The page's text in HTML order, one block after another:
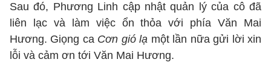
Sau đó, Phương Linh cập nhật quản lý của cô đã
liên lạc và làm việc ổn thỏa với phía Văn Mai
Hương. Giọng ca Cơn gió lạ một lần nữa gửi lời xin
lỗi và cảm ơn tới Văn Mai Hương.